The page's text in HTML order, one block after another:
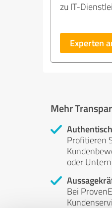
zu IT-
Experten
Mehr
Profitieren
oder
Bei